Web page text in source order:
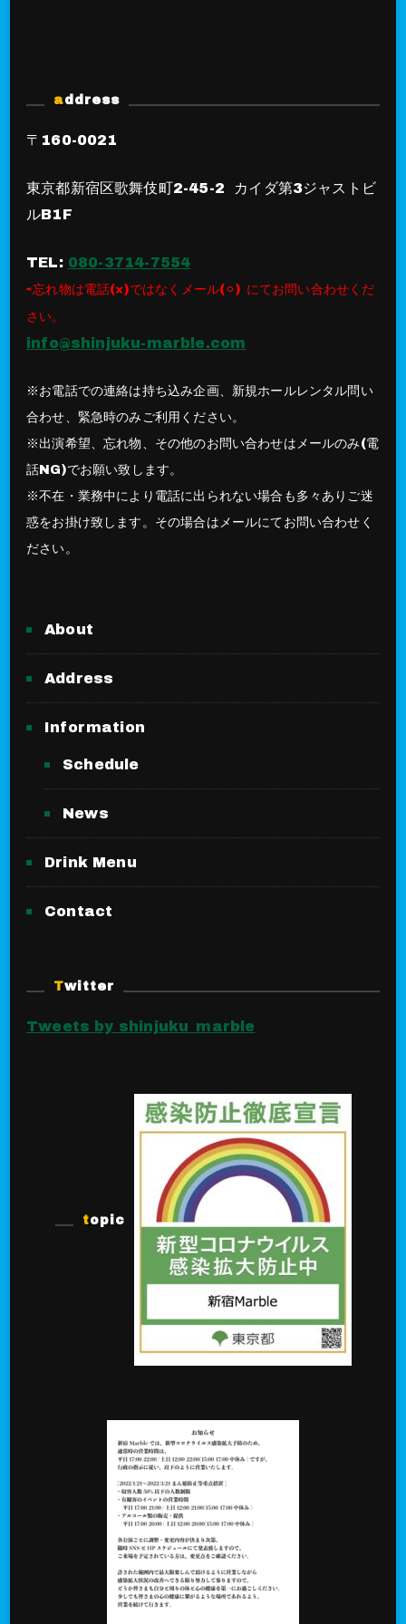
address
〒160-0021
東京都新宿区歌舞伎町2-45-2 カイダ第3ジャストビ
ルB1F
TEL: 080-3714-7554
⇨忘れ物は電話(×)ではなくメール(⚪︎) にてお問い合わせくだ
さい。
info@shinjuku-marble.com
※お電話での連絡は持ち込み企画、新規ホールレンタル問い
合わせ、緊急時のみご利用ください。
※出演希望、忘れ物、その他のお問い合わせはメールのみ(電
話NG)でお願い致します。
※不在・業務中により電話に出られない場合も多々ありご迷
惑をお掛け致します。その場合はメールにてお問い合わせく
ださい。
About
Address
Information
Schedule
News
Drink Menu
Contact
Twitter
Tweets by shinjuku_marble
topic